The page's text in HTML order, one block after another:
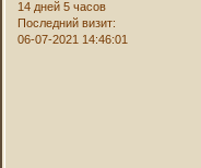
14 дней 5 часов
Последний визит:
06-07-2021 14:46:01